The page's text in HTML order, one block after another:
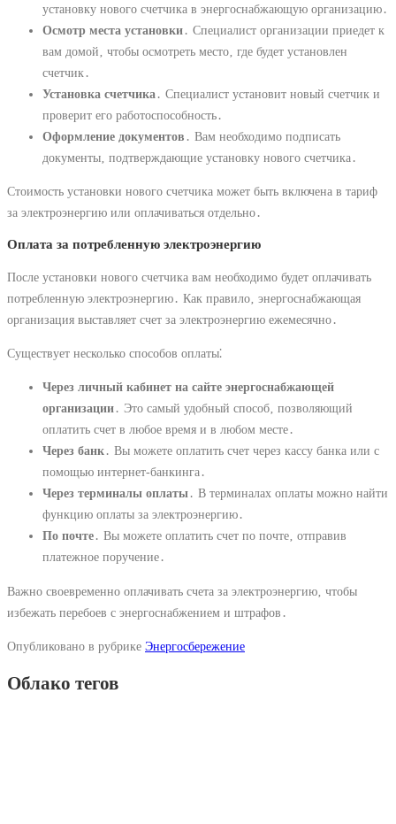
установку нового счетчика в энергоснабжающую организацию․
Осмотр места установки․ Специалист организации приедет к
вам домой‚ чтобы осмотреть место‚ где будет установлен
счетчик․
Установка счетчика ․ Специалист установит новый счетчик и
проверит его работоспособность․
Оформление документов ․ Вам необходимо подписать
документы‚ подтверждающие установку нового счетчика․
Стоимость установки нового счетчика может быть включена в тариф
за электроэнергию или оплачиваться отдельно․
Оплата за потребленную электроэнергию
После установки нового счетчика вам необходимо будет оплачивать
потребленную электроэнергию․ Как правило‚ энергоснабжающая
организация выставляет счет за электроэнергию ежемесячно․
Существует несколько способов оплаты⁚
Через личный кабинет на сайте энергоснабжающей
организации․ Это самый удобный способ‚ позволяющий
оплатить счет в любое время и в любом месте․
Через банк․ Вы можете оплатить счет через кассу банка или с
помощью интернет-банкинга․
Через терминалы оплаты․ В терминалах оплаты можно найти
функцию оплаты за электроэнергию․
По почте․ Вы можете оплатить счет по почте‚ отправив
платежное поручение․
Важно своевременно оплачивать счета за электроэнергию‚ чтобы
избежать перебоев с энергоснабжением и штрафов․
Опубликовано в рубрике Энергосбережение
Облако тегов